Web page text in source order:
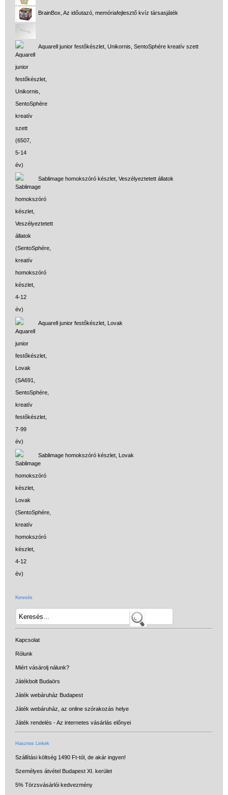
BrainBox, Az időutazó, memóriafejlesztő kvíz társasjáték
Aquarell junior festőkészlet, Unikornis, SentoSphére kreatív szett
Sablimage homokszóró készlet, Veszélyeztetett állatok
Aquarell junior festőkészlet, Lovak
Sablimage homokszóró készlet, Lovak
Keresés
Kapcsolat
Rólunk
Miért vásárolj nálunk?
Játékbolt Budaörs
Játék webáruház Budapest
Játék webáruház, az online szórakozás helye
Játék rendelés - Az internetes vásárlás előnyei
Hasznos Linkek
Szállítási költség 1490 Ft-tól, de akár ingyen!
Személyes átvétel Budapest XI. kerület
5% Törzsvásárlói kedvezmény